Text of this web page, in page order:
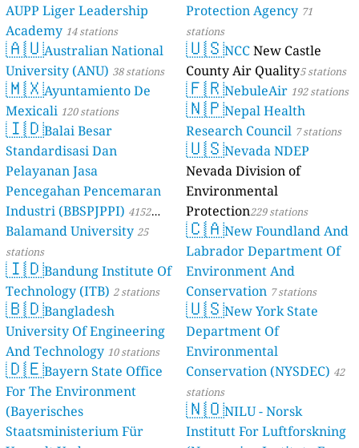
AUPP Liger Leadership
Academy 14 stations
🇦🇺Australian National
University (ANU) 38 stations
🇲🇽Ayuntamiento De
Mexicali 120 stations
🇮🇩Balai Besar
Standardisasi Dan
Pelayanan Jasa
Pencegahan Pencemaran
Industri (BBSPJPPI) 4152
stations
Balamand University25
stations
🇮🇩Bandung Institute Of
Technology (ITB) 2 stations
🇧🇩Bangladesh
University Of Engineering
And Technology 10 stations
🇩🇪Bayern State Office
For The Environment
(Bayerisches
Staatsministerium Für
Protection Agency 71
stations
🇺🇸NCCNew Castle
County Air Quality5 stations
🇫🇷NebuleAir 192 stations
🇳🇵Nepal Health
Research Council 7 stations
🇺🇸Nevada NDEP
Nevada Division of
Environmental
Protection229 stations
🇨🇦New Foundland And
Labrador Department Of
Environment And
Conservation 7 stations
🇺🇸New York State
Department Of
Environmental
Conservation (NYSDEC) 42
stations
🇳🇴NILU - Norsk
Institutt For Luftforskning